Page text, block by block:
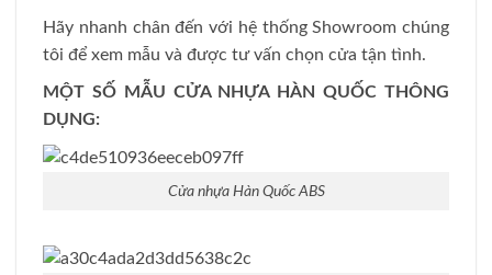
Hãy nhanh chân đến với hệ thống Showroom chúng
tôi để xem mẫu và được tư vấn chọn cửa tận tình.
MỘT SỐ MẪU CỬA NHỰA HÀN QUỐC THÔNG
DỤNG:
Cửa nhựa Hàn Quốc ABS